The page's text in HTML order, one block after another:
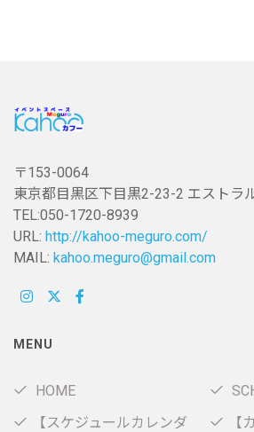
〒153-0064
東京都目黒区下目黒2-23-2 エストラ
TEL:050-1720-8939
URL: http://kahoo-meguro.com/
MAIL: kahoo.meguro@gmail.com
MENU
HOME
【スケジュールカレンダ
【